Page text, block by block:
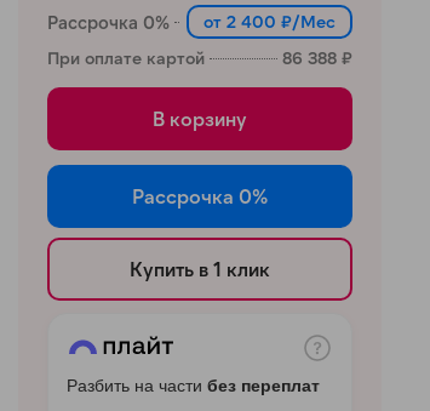
Рассрочка 0%
от 2 400 ₽/Мес
При оплате картой
86 388 ₽
В корзину
Рассрочка 0%
Купить в 1 клик
Разбить на части без переплат